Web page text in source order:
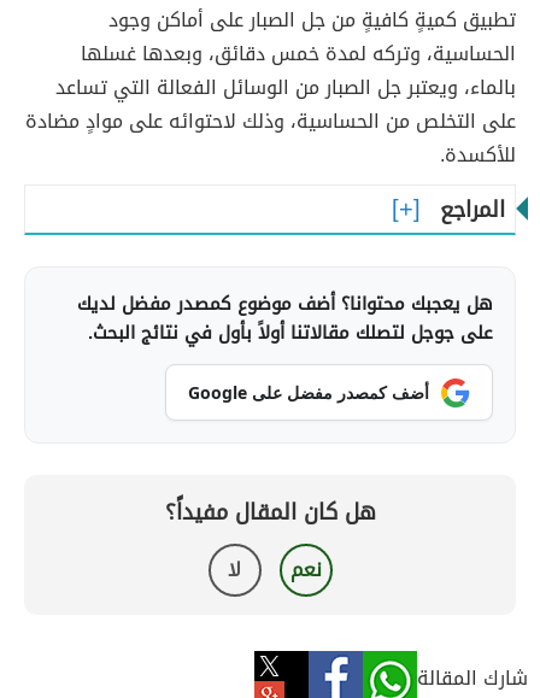
تطبيق كميةٍ كافيةٍ من جل الصبار على أماكن وجود
الحساسية، وتركه لمدة خمس دقائق، وبعدها غسلها
بالماء، ويعتبر جل الصبار من الوسائل الفعالة التي تساعد
على التخلص من الحساسية، وذلك لاحتوائه على موادٍ مضادة
للأكسدة.
المراجع
هل يعجبك محتوانا؟ أضف موضوع كمصدر مفضل لديك
على جوجل لتصلك مقالاتنا أولاً بأول في نتائج البحث.
أضف كمصدر مفضل على Google
هل كان المقال مفيداً؟
نعم لا
شارك المقالة